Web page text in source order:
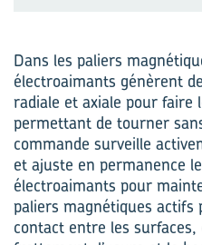
Dans les paliers
électroaimants génèrent
radiale et axiale pour faire
permettant de tourner
commande surveille
et ajuste en permanence
électroaimants pour
paliers magnétiques actifs
contact entre les